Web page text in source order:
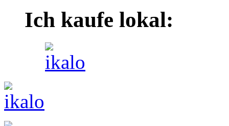
Ich kaufe lokal: